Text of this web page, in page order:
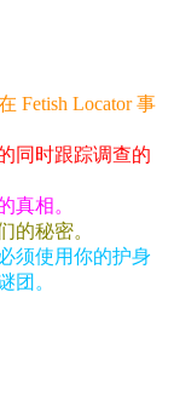
Fetish Locator 事
同时跟踪调查的
真相。
的秘密。
须使用你的护身
团。